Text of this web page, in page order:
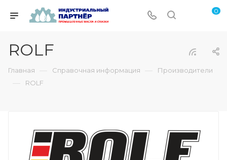
0
ROLF
Главная — Справочная информация — Производители
— ROLF